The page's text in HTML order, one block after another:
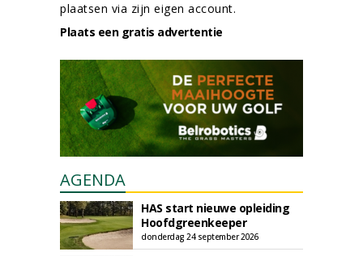
plaatsen via zijn eigen account.
Plaats een gratis advertentie
AGENDA
HAS start nieuwe opleiding
Hoofdgreenkeeper
donderdag 24 september 2026